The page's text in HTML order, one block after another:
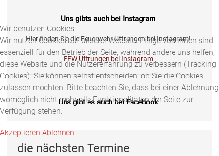
Uns gibts auch bei Instagram
Hier finden Sie die Feuerwehr Uftrungen bei Instagram!
FFW Uftrungen bei Instagram
Uns gibt es auch bei Facebook
Feuerwehr Uftrungen bei Facebook
die nächsten Termine
Wir benutzen Cookies
Wir nutzen Cookies auf unserer Website. Einige von ihnen sind
essenziell für den Betrieb der Seite, während andere uns helfen,
diese Website und die Nutzererfahrung zu verbessern (Tracking
Cookies). Sie können selbst entscheiden, ob Sie die Cookies
zulassen möchten. Bitte beachten Sie, dass bei einer Ablehnung
womöglich nicht mehr alle Funktionalitäten der Seite zur
Verfügung stehen.
Akzeptieren Ablehnen